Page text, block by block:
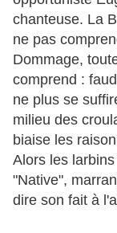
chanteuse. La
ne pas
Dommage,
comprend :
ne plus se
milieu des
biaise les
Alors les
"Native",
dire son fait à